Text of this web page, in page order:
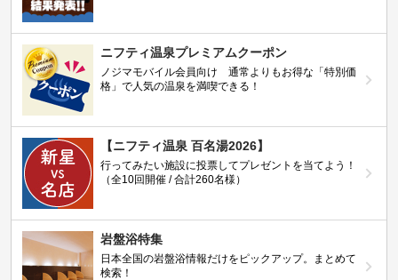
ニフティ温泉プレミアムクーポン
ノジマモバイル会員向け 通常よりもお得な「特別価
格」で人気の温泉を満喫できる！
【ニフティ温泉 百名湯2026】
行ってみたい施設に投票してプレゼントを当てよう！
（全10回開催 / 合計260名様）
岩盤浴特集
日本全国の岩盤浴情報だけをピックアップ。まとめて
検索！